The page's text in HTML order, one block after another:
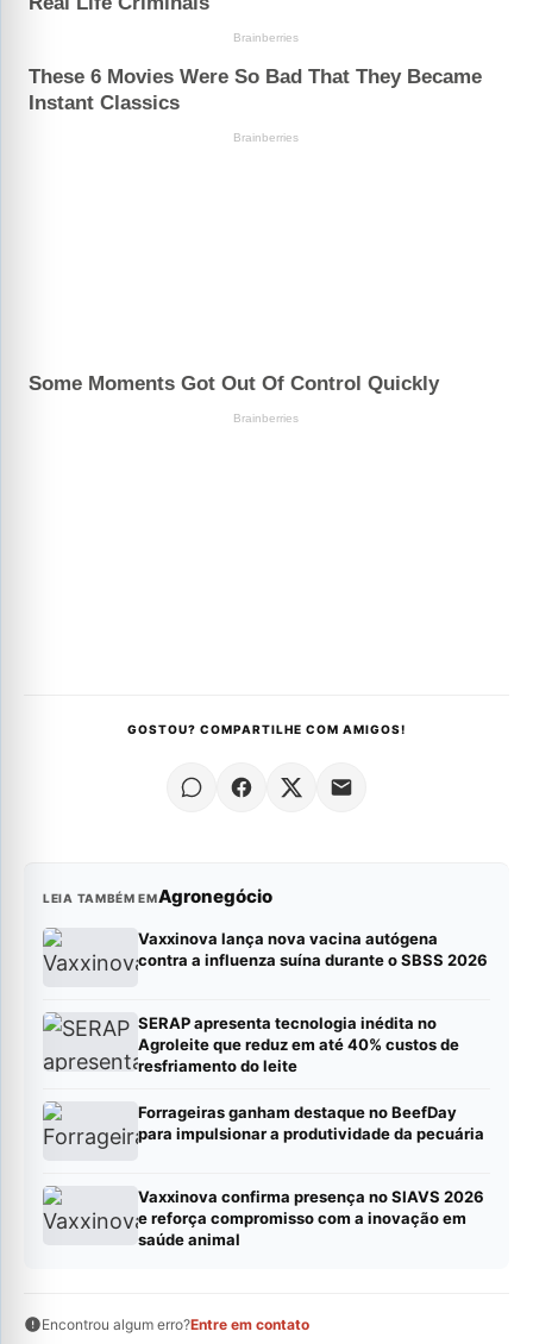
GOSTOU? COMPARTILHE COM AMIGOS!
LEIA TAMBÉM EMAgronegócio
Vaxxinova lança nova vacina autógena
contra a influenza suína durante o SBSS 2026
SERAP apresenta tecnologia inédita no
Agroleite que reduz em até 40% custos de
resfriamento do leite
Forrageiras ganham destaque no BeefDay
para impulsionar a produtividade da pecuária
Vaxxinova confirma presença no SIAVS 2026
e reforça compromisso com a inovação em
saúde animal
Encontrou algum erro?Entre em contato